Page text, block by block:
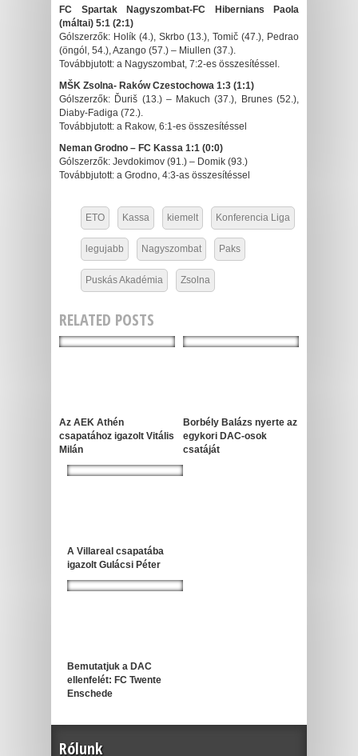
FC Spartak Nagyszombat-FC Hibernians Paola
(máltai) 5:1 (2:1)
Gólszerzők: Holík (4.), Skrbo (13.), Tomič (47.), Pedrao
(öngól, 54.), Azango (57.) – Miullen (37.).
Továbbjutott: a Nagyszombat, 7:2-es összesítéssel.
MŠK Zsolna- Raków Czestochowa 1:3 (1:1)
Gólszerzők: Ďuriš (13.) – Makuch (37.), Brunes (52.),
Diaby-Fadiga (72.).
Továbbjutott: a Rakow, 6:1-es összesítéssel
Neman Grodno – FC Kassa 1:1 (0:0)
Gólszerzők: Jevdokimov (91.) – Domik (93.)
Továbbjutott: a Grodno, 4:3-as összesítéssel
ETO Kassa kiemelt Konferencia Liga
legujabb Nagyszombat Paks
Puskás Akadémia Zsolna
RELATED POSTS
Az AEK Athén
csapatához igazolt Vitális
Milán
Borbély Balázs nyerte az
egykori DAC-osok
csatáját
A Villareal csapatába
igazolt Gulácsi Péter
Bemutatjuk a DAC
ellenfelét: FC Twente
Enschede
Rólunk